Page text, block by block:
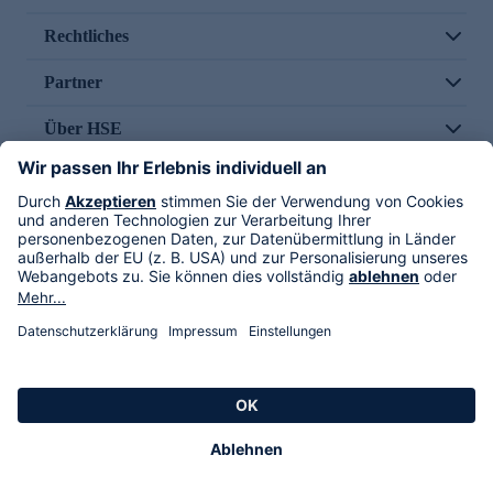
Rechtliches
Partner
Über HSE
Im TV
HSE International